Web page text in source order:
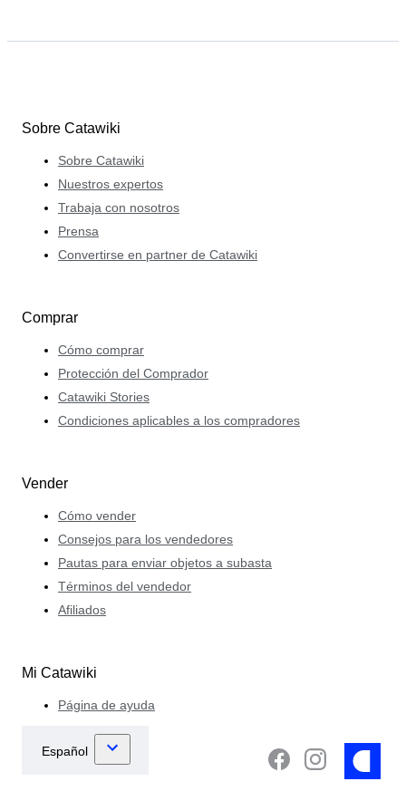
Sobre Catawiki
Sobre Catawiki
Nuestros expertos
Trabaja con nosotros
Prensa
Convertirse en partner de Catawiki
Comprar
Cómo comprar
Protección del Comprador
Catawiki Stories
Condiciones aplicables a los compradores
Vender
Cómo vender
Consejos para los vendedores
Pautas para enviar objetos a subasta
Términos del vendedor
Afiliados
Mi Catawiki
Página de ayuda